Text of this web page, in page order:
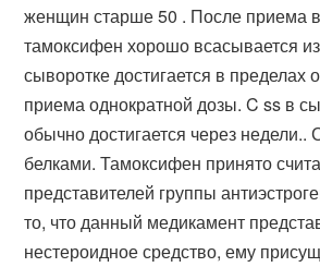
женщин старше 50 . После приема
тамоксифен хорошо всасывается
сыворотке достигается в пределах
приема однократной дозы. C ss в
обычно достигается через недели..
белками. Тамоксифен принято
представителей группы
то, что данный медикамент
нестероидное средство, ему